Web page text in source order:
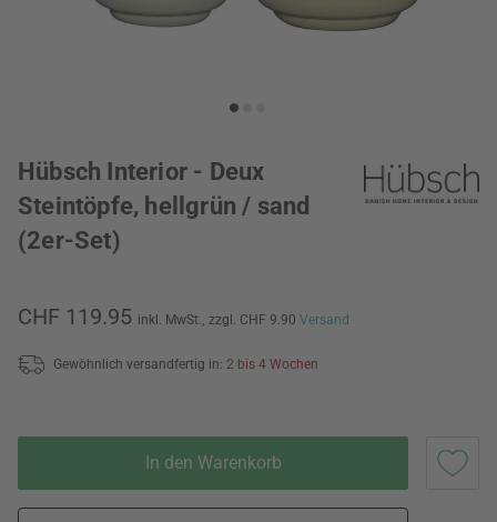
Hübsch Interior - Deux
Steintöpfe, hellgrün / sand
(2er-Set)
CHF 119.95 inkl. MwSt., zzgl. CHF 9.90 Versand
Gewöhnlich versandfertig in: 2 bis 4 Wochen
In den Warenkorb